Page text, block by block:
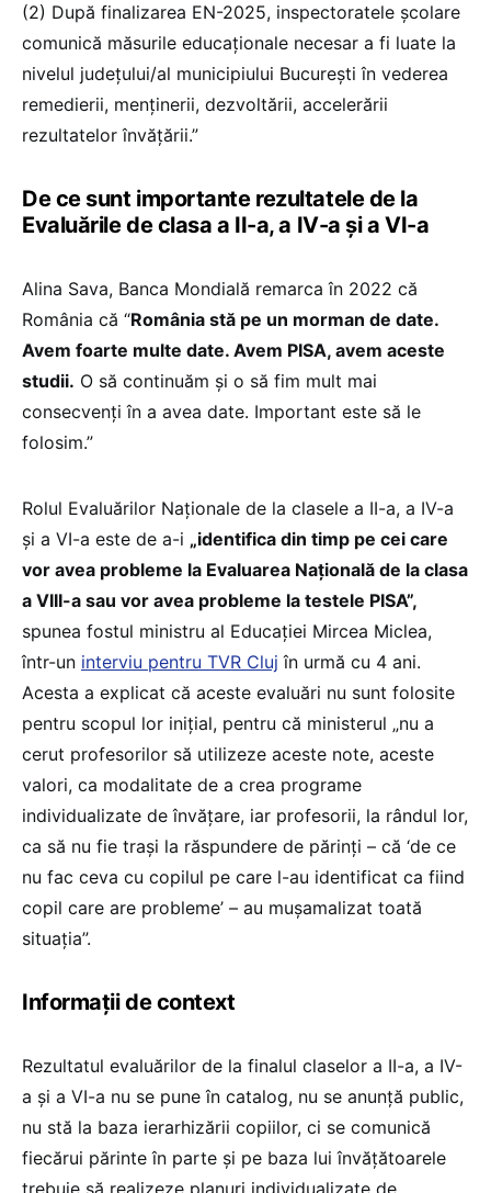
(2) După finalizarea EN-2025, inspectoratele școlare
comunică măsurile educaționale necesar a fi luate la
nivelul județului/al municipiului București în vederea
remedierii, menținerii, dezvoltării, accelerării
rezultatelor învățării.”
De ce sunt importante rezultatele de la
Evaluările de clasa a II-a, a IV-a și a VI-a
Alina Sava, Banca Mondială remarca în 2022 că
România că “România stă pe un morman de date.
Avem foarte multe date. Avem PISA, avem aceste
studii. O să continuăm și o să fim mult mai
consecvenți în a avea date. Important este să le
folosim.”
Rolul Evaluărilor Naționale de la clasele a II-a, a IV-a
și a VI-a este de a-i „identifica din timp pe cei care
vor avea probleme la Evaluarea Națională de la clasa
a VIII-a sau vor avea probleme la testele PISA”,
spunea fostul ministru al Educației Mircea Miclea,
într-un interviu pentru TVR Cluj în urmă cu 4 ani.
Acesta a explicat că aceste evaluări nu sunt folosite
pentru scopul lor inițial, pentru că ministerul „nu a
cerut profesorilor să utilizeze aceste note, aceste
valori, ca modalitate de a crea programe
individualizate de învățare, iar profesorii, la rândul lor,
ca să nu fie trași la răspundere de părinți – că ‘de ce
nu fac ceva cu copilul pe care l-au identificat ca fiind
copil care are probleme’ – au mușamalizat toată
situația”.
Informații de context
Rezultatul evaluărilor de la finalul claselor a II-a, a IV-
a și a VI-a nu se pune în catalog, nu se anunță public,
nu stă la baza ierarhizării copiilor, ci se comunică
fiecărui părinte în parte și pe baza lui învățătoarele